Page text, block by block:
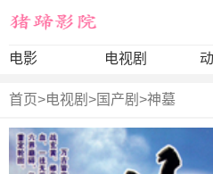
电影 电视剧
首页>电视剧 >国产剧 >神墓